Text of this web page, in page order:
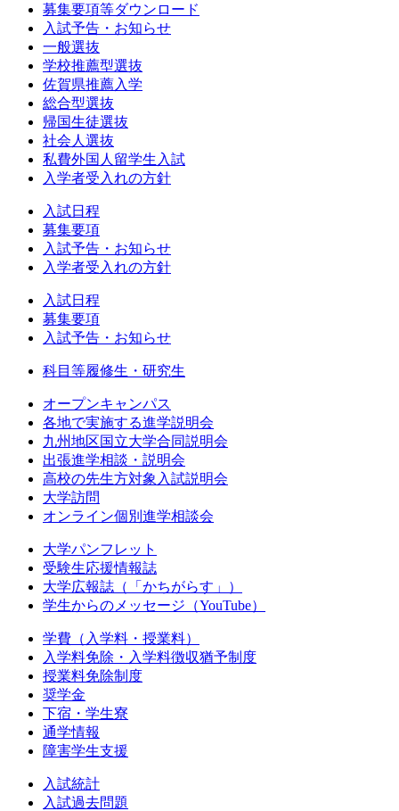
募集要項等ダウンロード
入試予告・お知らせ
一般選抜
学校推薦型選抜
佐賀県推薦入学
総合型選抜
帰国生徒選抜
社会人選抜
私費外国人留学生入試
入学者受入れの方針
入試日程
募集要項
入試予告・お知らせ
入学者受入れの方針
入試日程
募集要項
入試予告・お知らせ
科目等履修生・研究生
オープンキャンパス
各地で実施する進学説明会
九州地区国立大学合同説明会
出張進学相談・説明会
高校の先生方対象入試説明会
大学訪問
オンライン個別進学相談会
大学パンフレット
受験生応援情報誌
大学広報誌（「かちがらす」）
学生からのメッセージ（YouTube）
学費（入学料・授業料）
入学料免除・入学料徴収猶予制度
授業料免除制度
奨学金
下宿・学生寮
通学情報
障害学生支援
入試統計
入試過去問題